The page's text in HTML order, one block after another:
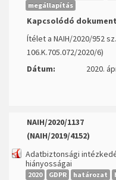
megállapítás
Kapcsolódó
Ítélet a NAIH/2020/952
106.K.705.072/2020/6)
Dátum:
2020.
NAIH/2020/1137
(NAIH/2019/4152)
Adatbiztonsági
hiányosságai
2020 GDPR határozat